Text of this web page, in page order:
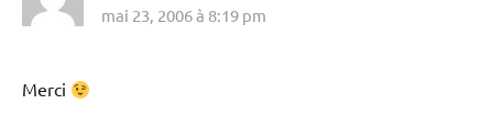
mai 23, 2006 à 8:19 pm
Merci